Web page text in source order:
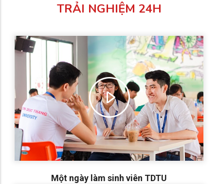
TRẢI NGHIỆM 24H
Một ngày làm sinh viên TDTU